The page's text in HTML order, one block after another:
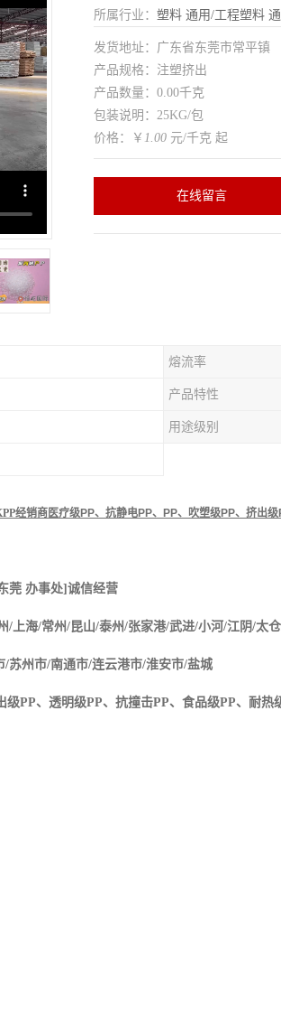
所属行业： 塑料 通用/工程塑料
发货地址：广东省东莞市常平镇
产品规格：注塑挤出
产品数量：0.00千克
包装说明：25KG/包
价格：￥ 1.00 元/千克 起
在线留言
熔流率
产品特性
用途级别
经销商 医疗级PP、抗静电PP、 PP、吹塑级PP、挤出级
莞 办事处] 诚信经营
/上海/常州/昆山/泰州/张家港/武进/小河 /江阴/太仓
/苏州市/南通市/连云港市/淮安市/盐城
级PP、透明级PP、抗撞击PP、食品级PP、耐热